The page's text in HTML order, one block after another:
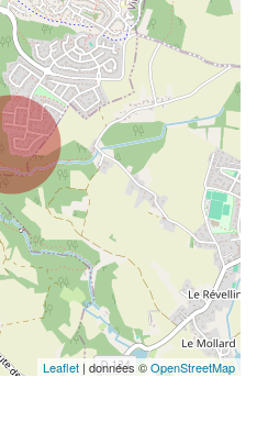
Leaflet | données ©OpenStreetMap